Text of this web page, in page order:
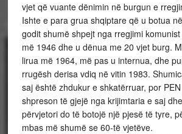
vjet që vuante dënimin në burgun e
Ishte e para grua shqiptare që u botua
godit shumë shpejt nga rregjimi
më 1946 dhe u dënua me 20 vjet burg.
lirua më 1964, më pas u internua, dhe
rrugësh derisa vdiq në vitin 1983.
saj është zhdukur e shkatërruar, por
shpreson të gjejë nga krijimtaria e saj
përvjetori do të botojë një pjesë të tyre,
mbas më shumë se 60-të vjetëve.